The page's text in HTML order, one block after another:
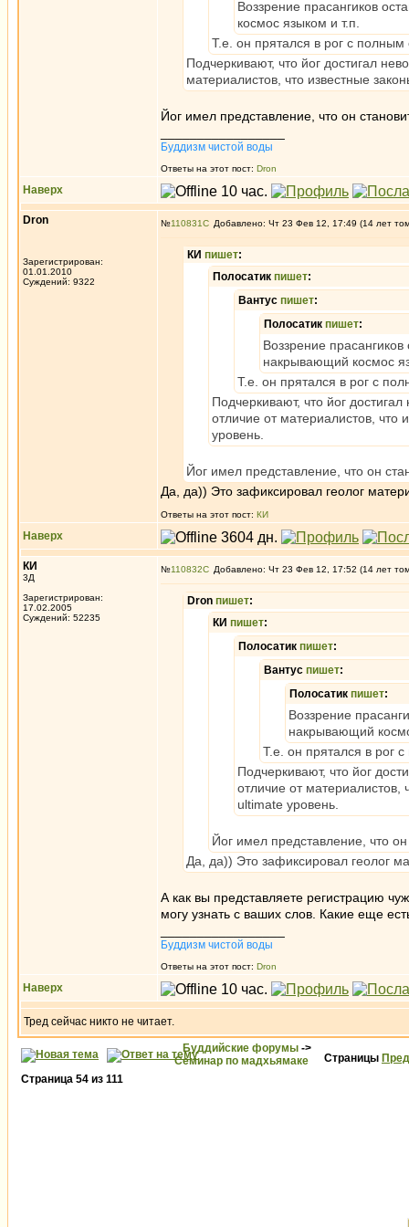
Воззрение прасангиков
космос языком и т.п.
Т.е. он прятался в рог с
Подчеркивают, что йог достигал
материалистов, что известные
Йог имел представление, что он
Буддизм чистой воды
Ответы на этот пост: Dron
Наверх
Dron
Зарегистрирован:
01.01.2010
Суждений: 9322
№110831 Добавлено: Чт 23 Фев 12, 17:49 (14 лет
КИ пишет:
Полосатик пишет:
Вантус пишет:
Полосатик пишет:
Воззрение
накрывающий космос
Т.е. он прятался в рог с
Подчеркивают, что йог
отличие от материалистов,
уровень.
Йог имел представление, что он
Да, да)) Это зафиксировал геолог
Ответы на этот пост: КИ
Наверх
КИ
3Д
Зарегистрирован:
17.02.2005
Суждений: 52235
№110832 Добавлено: Чт 23 Фев 12, 17:52 (14 лет
Dron пишет:
КИ пишет:
Полосатик пишет:
Вантус пишет:
Полосатик пишет:
Воззрение
накрывающий
Т.е. он прятался в рог
Подчеркивают, что йог
отличие от
ultimate уровень.
Йог имел представление, что
Да, да)) Это зафиксировал геолог
А как вы представляете регистрацию
могу узнать с ваших слов. Какие еще
Буддизм чистой воды
Ответы на этот пост: Dron
Наверх
Тред сейчас никто не читает.
Буддийские форумы ->
Семинар по мадхьямаке
Страницы
Страница 54 из 111